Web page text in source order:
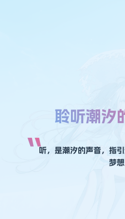
聆听潮汐
听，是潮汐的声音，指
梦想